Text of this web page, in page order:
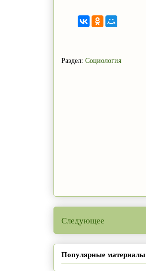
Раздел: Социология
Следующее
Популярные материалы